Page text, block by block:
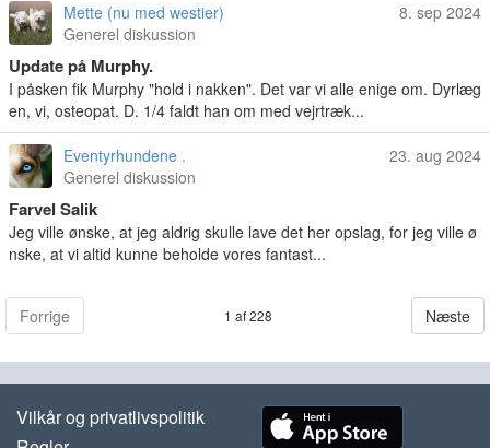
Mette (nu med westier)
Generel diskussion
8. sep 2024
Update på Murphy.
I påsken fik Murphy "hold i nakken". Det var vi alle enige om. Dyrlæg
en, vi, osteopat. D. 1/4 faldt han om med vejrtræk...
Eventyrhundene .
Generel diskussion
23. aug 2024
Farvel Salik
Jeg ville ønske, at jeg aldrig skulle lave det her opslag, for jeg ville ø
nske, at vi altid kunne beholde vores fantast...
Forrige 1 af 228 Næste
Vilkår og privatlivspolitik